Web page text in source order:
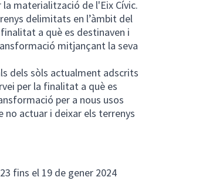
materialització de l'Eix Cívic.
delimitats en l’àmbit del
a què es destinaven i
mitjançant la seva
dels sòls actualment adscrits
per la finalitat a què es
per a nous usos
no actuar i deixar els terrenys
fins el 19 de gener 2024